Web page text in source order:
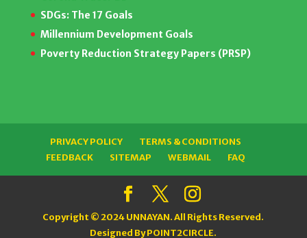
SDGs: The 17 Goals
Millennium Development Goals
Poverty Reduction Strategy Papers (PRSP)
PRIVACY POLICY
TERMS & CONDITIONS
FEEDBACK
SITEMAP WEBMAIL FAQ
Copyright © 2024 UNNAYAN. All Rights Reserved.
Designed ByPOINT2CIRCLE.